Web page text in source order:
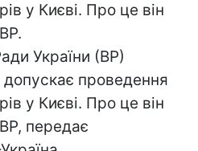
у Києві. Про це він
України (ВР)
проведення
у Києві. Про це він
передає